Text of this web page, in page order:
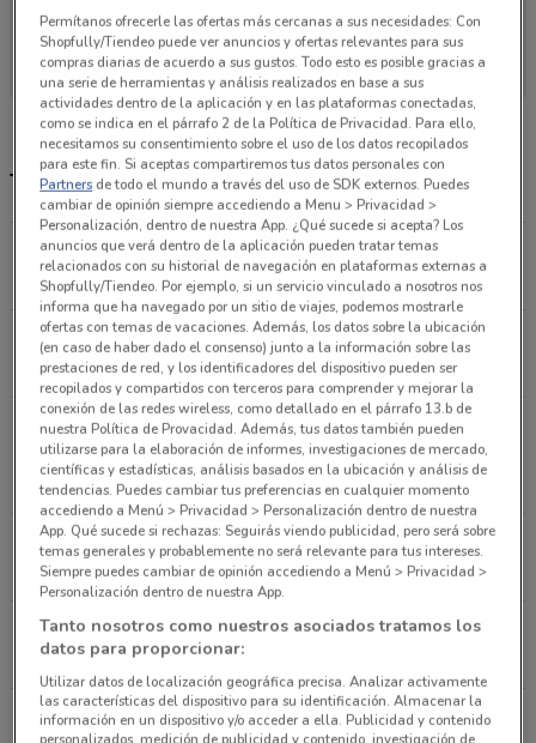
En este momento no hay ofertas vigentes
Tiendas Distroller más cercanas
Av. cuauhtémoc 462 Ciudad De México
1.7 km
ABIERTO
Durango 230 Ciudad De México
2.1 km
ABIERTO
Av. de los Insurgentes Sur 1362 Benito Juárez
(cdmx)
3.3 km
ABIERTO
Av. coyoacan 2000 Ciudad De México
4.4 km
ABIERTO
Av. 20 de noviembre 3 Ciudad De México
5.1 km
ABIERTO
Todas las tiendas Distroller
Permítanos ofrecerle las ofertas más cercanas a sus necesidades: Con
Shopfully/Tiendeo puede ver anuncios y ofertas relevantes para sus
compras diarias de acuerdo a sus gustos. Todo esto es posible gracias a
una serie de herramientas y análisis realizados en base a sus
actividades dentro de la aplicación y en las plataformas conectadas,
como se indica en el párrafo 2 de la Política de Privacidad. Para ello,
necesitamos su consentimiento sobre el uso de los datos recopilados
para este fin. Si aceptas compartiremos tus datos personales con
Partners de todo el mundo a través del uso de SDK externos. Puedes
cambiar de opinión siempre accediendo a Menu > Privacidad >
Personalización, dentro de nuestra App. ¿Qué sucede si acepta? Los
anuncios que verá dentro de la aplicación pueden tratar temas
relacionados con su historial de navegación en plataformas externas a
Shopfully/Tiendeo. Por ejemplo, si un servicio vinculado a nosotros nos
informa que ha navegado por un sitio de viajes, podemos mostrarle
ofertas con temas de vacaciones. Además, los datos sobre la ubicación
(en caso de haber dado el consenso) junto a la información sobre las
prestaciones de red, y los identificadores del dispositivo pueden ser
recopilados y compartidos con terceros para comprender y mejorar la
conexión de las redes wireless, como detallado en el párrafo 13.b de
nuestra Política de Provacidad. Además, tus datos también pueden
utilizarse para la elaboración de informes, investigaciones de mercado,
científicas y estadísticas, análisis basados en la ubicación y análisis de
tendencias. Puedes cambiar tus preferencias en cualquier momento
accediendo a Menú > Privacidad > Personalización dentro de nuestra
App. Qué sucede si rechazas: Seguirás viendo publicidad, pero será sobre
temas generales y probablemente no será relevante para tus intereses.
Siempre puedes cambiar de opinión accediendo a Menú > Privacidad >
Personalización dentro de nuestra App.
Tanto nosotros como nuestros asociados tratamos los
datos para proporcionar:
Utilizar datos de localización geográfica precisa. Analizar activamente
las características del dispositivo para su identificación. Almacenar la
información en un dispositivo y/o acceder a ella. Publicidad y contenido
personalizados, medición de publicidad y contenido, investigación de